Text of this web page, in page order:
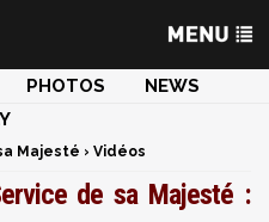
PHOTOS
NEWS
Majesté › Vidéos
de sa Majesté :